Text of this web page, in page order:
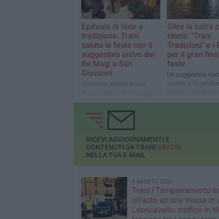
nozze di Re Manfredi ed
Elena Comneno d'Epiro
Epifania di fede e
tradizione: Trani
saluta le feste con il
suggestivo arrivo dei
Re Magi a San
Giovanni
Un corteo storico e una
tra “Trani Tradizioni” e la
Parrocchia di San Giovanni
Oltre la calza
storia: "Trani
Tradizioni" e i
per il gran
feste
Un suggestivo
storico e la
RICEVI AGGIORNAMENTI E
CONTENUTI DA TRANI GRATIS
NELLA TUA E-MAIL
6 AGOSTO 2026
Trani | Tamponamento
un'auto ed una Vespa in
Leoncavallo: traffico in